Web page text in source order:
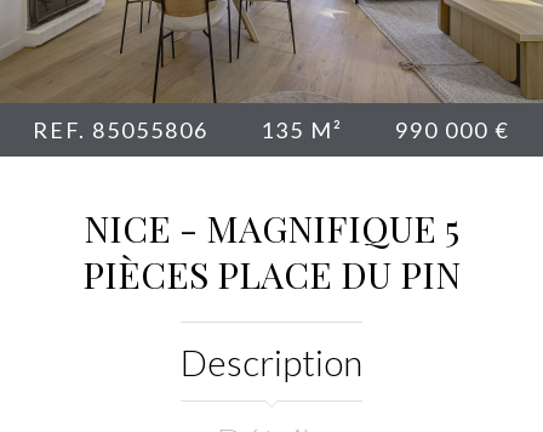
REF. 85055806 135 M² 990 000 €
NICE - MAGNIFIQUE 5
PIÈCES PLACE DU PIN
Description